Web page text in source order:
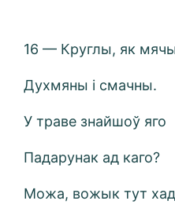
16 — Круглы, як
Духмяны i смачны.
У траве знайшоў яго
Падарунак ад каго?
Можа, вожык тут